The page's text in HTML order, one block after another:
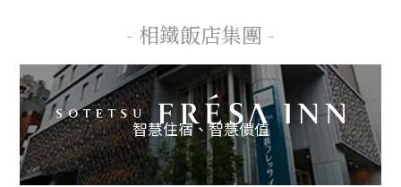
- 相鐵飯店集團 -
智慧住宿、智慧價值